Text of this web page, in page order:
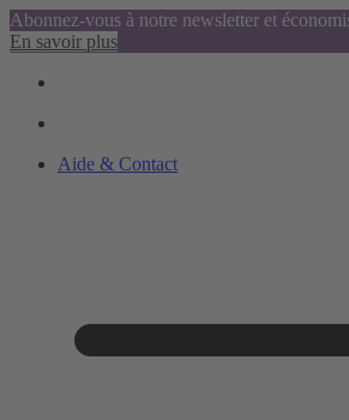
Abonnez-vous à notre newsletter et
En savoir plus
Aide & Contact